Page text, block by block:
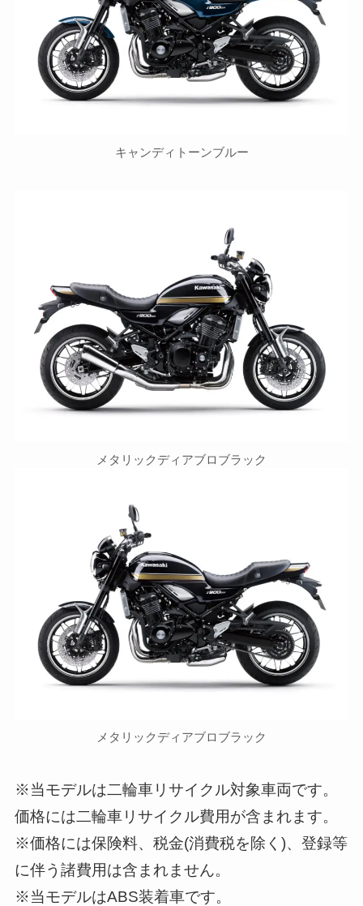
キャンディトーンブルー
メタリックディアブロブラック
メタリックディアブロブラック
※当モデルは二輪車リサイクル対象車両です。
価格には二輪車リサイクル費用が含まれます。
※価格には保険料、税金(消費税を除く)、登録等
に伴う諸費用は含まれません。
※当モデルはABS装着車です。